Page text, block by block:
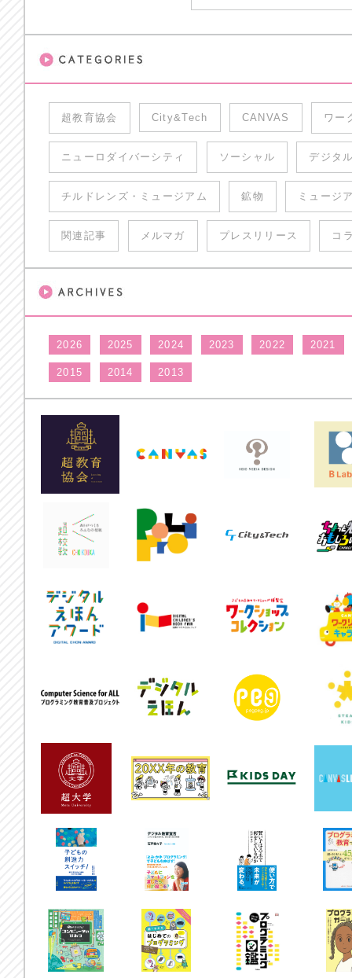
超教育協会 City&Tech CANVAS ワー
ニューロダイバーシティ ソーシャル デジタ
チルドレンズ・ミュージアム 鉱物 ミュージ
関連記事 メルマガ プレスリリース コ
2026 2025 2024 2023 2022 2021
2015 2014 2013